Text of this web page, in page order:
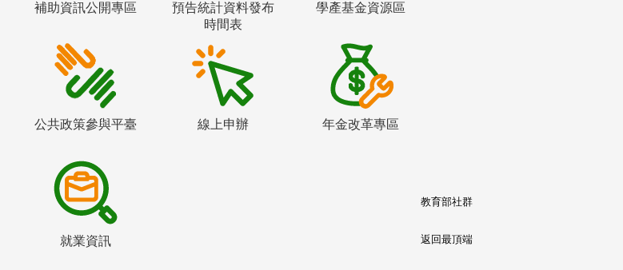
補助資訊公開專區
預告統計資料發布
時間表
學產基金資源區
公共政策參與平臺 線上申辦 年金改革專區
就業資訊
教育部社群
返回最頂端